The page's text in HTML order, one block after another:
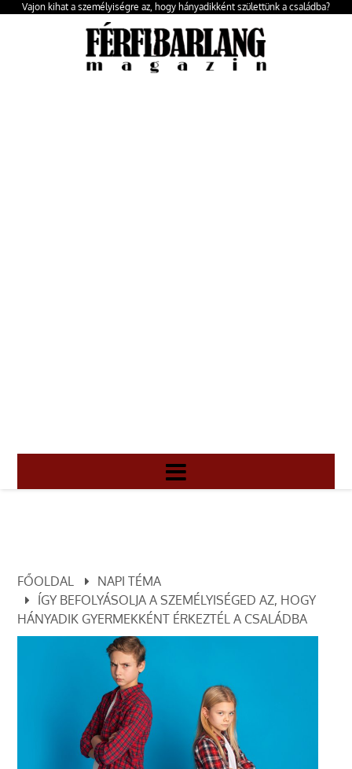
Vajon kihat a személyiségre az, hogy hányadikként születtünk a családba?
FŐOLDAL
NAPI TÉMA
ÍGY BEFOLYÁSOLJA A SZEMÉLYISÉGED AZ, HOGY
HÁNYADIK GYERMEKKÉNT ÉRKEZTÉL A CSALÁDBA